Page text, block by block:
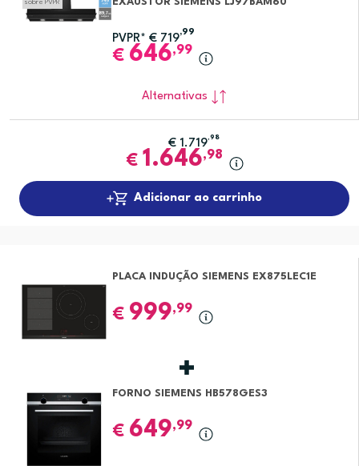
sobre PVPR
PVPR* € 719
,99
€ 646,99
Alternativas
€ 1.719,98
€ 1.646,98
Adicionar ao carrinho
PLACA INDUÇÃO SIEMENS EX875LEC1E
€ 999,99
FORNO SIEMENS HB578GES3
€ 649,99